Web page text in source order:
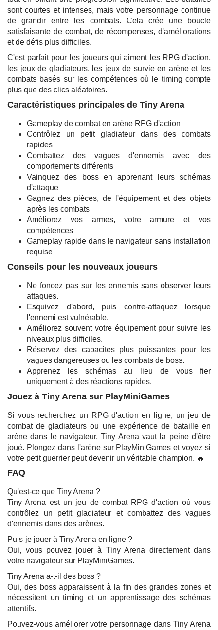
sont courtes et intenses, mais votre personnage continue
de grandir entre les combats. Cela crée une boucle
satisfaisante de combat, de récompenses, d'améliorations
et de défis plus difficiles.
C'est parfait pour les joueurs qui aiment les RPG d'action,
les jeux de gladiateurs, les jeux de survie en arène et les
combats basés sur les compétences où le timing compte
plus que des clics aléatoires.
Caractéristiques principales de Tiny Arena
Gameplay de combat en arène RPG d'action
Contrôlez un petit gladiateur dans des combats
rapides
Combattez des vagues d'ennemis avec des
comportements différents
Vainquez des boss en apprenant leurs schémas
d'attaque
Gagnez des pièces, de l'équipement et des objets
après les combats
Améliorez vos armes, votre armure et vos
compétences
Gameplay rapide dans le navigateur sans installation
requise
Conseils pour les nouveaux joueurs
Ne foncez pas sur les ennemis sans observer leurs
attaques.
Esquivez d'abord, puis contre-attaquez lorsque
l'ennemi est vulnérable.
Améliorez souvent votre équipement pour suivre les
niveaux plus difficiles.
Réservez des capacités plus puissantes pour les
vagues dangereuses ou les combats de boss.
Apprenez les schémas au lieu de vous fier
uniquement à des réactions rapides.
Jouez à Tiny Arena sur PlayMiniGames
Si vous recherchez un RPG d'action en ligne, un jeu de
combat de gladiateurs ou une expérience de bataille en
arène dans le navigateur, Tiny Arena vaut la peine d'être
joué. Plongez dans l'arène sur PlayMiniGames et voyez si
votre petit guerrier peut devenir un véritable champion. 🔥
FAQ
Qu'est-ce que Tiny Arena ?
Tiny Arena est un jeu de combat RPG d'action où vous
contrôlez un petit gladiateur et combattez des vagues
d'ennemis dans des arènes.
Puis-je jouer à Tiny Arena en ligne ?
Oui, vous pouvez jouer à Tiny Arena directement dans
votre navigateur sur PlayMiniGames.
Tiny Arena a-t-il des boss ?
Oui, des boss apparaissent à la fin des grandes zones et
nécessitent un timing et un apprentissage des schémas
attentifs.
Pouvez-vous améliorer votre personnage dans Tiny Arena